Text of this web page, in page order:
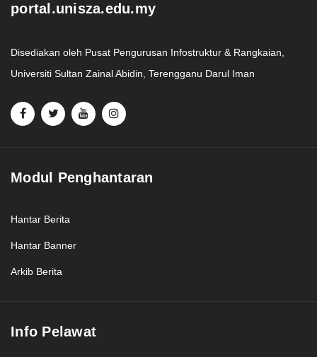
portal.unisza.edu.my
Disediakan oleh Pusat Pengurusan Infostruktur & Rangkaian,
Universiti Sultan Zainal Abidin, Terengganu Darul Iman
Modul Penghantaran
Hantar Berita
Hantar Banner
Arkib Berita
Info Pelawat